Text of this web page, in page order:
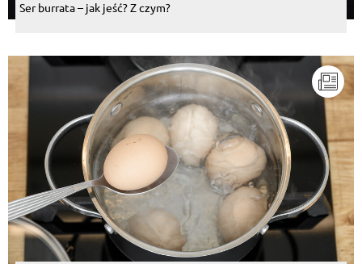
Ser burrata – jak jeść? Z czym?